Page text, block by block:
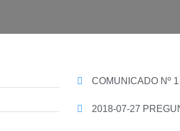
COMUNICADO Nº 1
2018-07-27